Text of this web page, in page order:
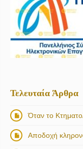
Τελευταία Άρθρα
Όταν το
Αποδοχή